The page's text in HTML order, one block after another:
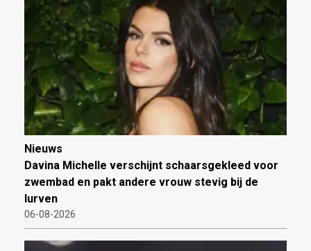
Nieuws
Davina Michelle verschijnt schaarsgekleed voor
zwembad en pakt andere vrouw stevig bij de
lurven
06-08-2026